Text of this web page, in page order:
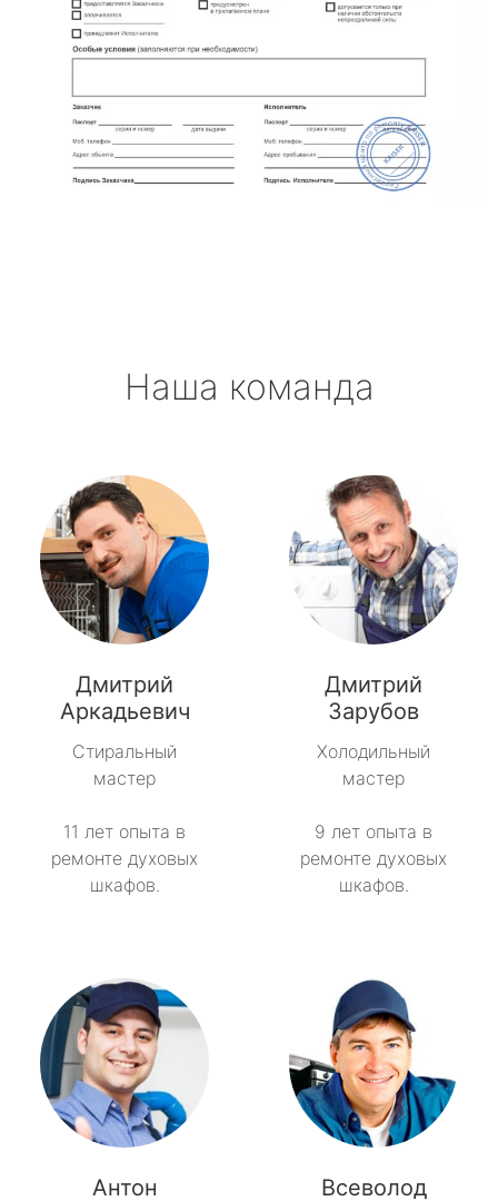
Наша команда
Дмитрий
Аркадьевич
Стиральный
мастер
11 лет опыта в
ремонте духовых
шкафов.
Дмитрий
Зарубов
Холодильный
мастер
9 лет опыта в
ремонте духовых
шкафов.
Антон
Всеволод